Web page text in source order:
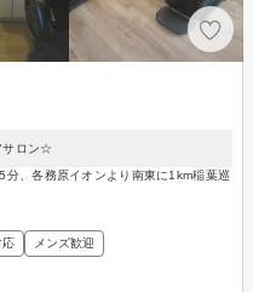
サロン☆
、各務原イオンより南東に1km稲葉巡
応 メンズ歓迎